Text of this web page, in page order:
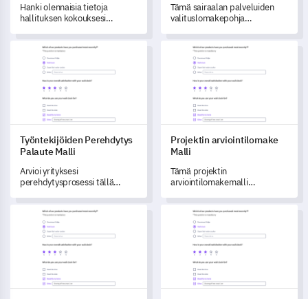
Hanki olennaisia tietoja
hallituksen kokouksesi
kattavan kyselymallin avulla.
Tämä sairaalan palveluiden
valituslomakepohja
laadun arvioinnin ja
parantamisen.
Työntekijöiden Perehdytys Palaute Malli
Työntekijöiden Perehdytys
Palaute Malli
Arvioi yrityksesi
perehdytysprosessi tällä
palautelomakkeella.
Projektin arviointilomake Malli
Projektin arviointilomake
Malli
Tämä projektin
arviointilomakemalli
palautteen saamisen projektin
tehokkuudesta ja tuloksista,
mikä ohjaa tulevia
parannuksia.
Koulun pääsylomakkeen malli Kampuskierroksen